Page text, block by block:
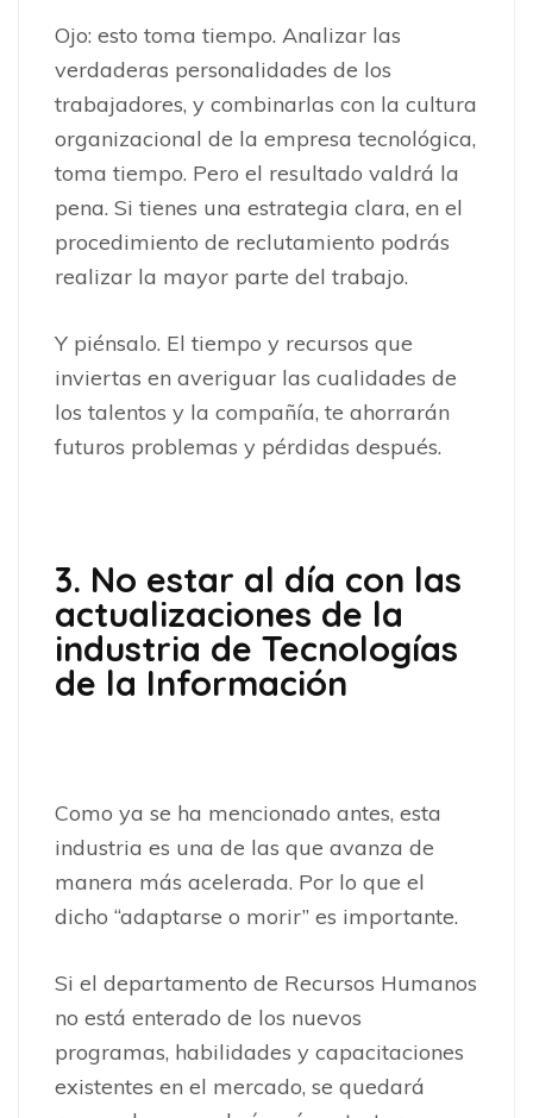
Ojo: esto toma tiempo. Analizar las
verdaderas personalidades de los
trabajadores, y combinarlas con la cultura
organizacional de la empresa tecnológica,
toma tiempo. Pero el resultado valdrá la
pena. Si tienes una estrategia clara, en el
procedimiento de reclutamiento podrás
realizar la mayor parte del trabajo.
Y piénsalo. El tiempo y recursos que
inviertas en averiguar las cualidades de
los talentos y la compañía, te ahorrarán
futuros problemas y pérdidas después.
3. No estar al día con las
actualizaciones de la
industria de Tecnologías
de la Información
Como ya se ha mencionado antes, esta
industria es una de las que avanza de
manera más acelerada. Por lo que el
dicho “adaptarse o morir” es importante.
Si el departamento de Recursos Humanos
no está enterado de los nuevos
programas, habilidades y capacitaciones
existentes en el mercado, se quedará